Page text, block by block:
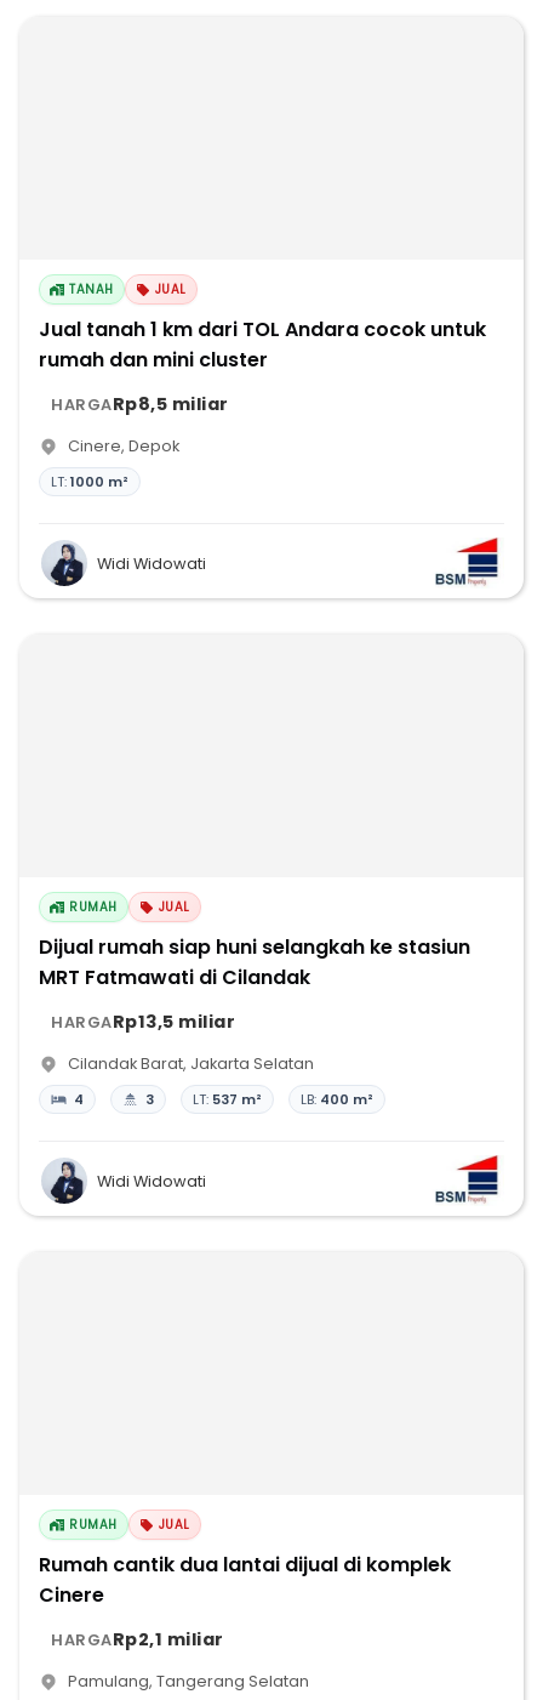
TANAH JUAL
Jual tanah 1 km dari TOL Andara cocok untuk
rumah dan mini cluster
HARGARp8,5 miliar
Cinere, Depok
LT:1000 m²
Widi Widowati
RUMAH JUAL
Dijual rumah siap huni selangkah ke stasiun
MRT Fatmawati di Cilandak
HARGARp13,5 miliar
Cilandak Barat, Jakarta Selatan
4 3 LT: 537 m² LB: 400 m²
Widi Widowati
RUMAH JUAL
Rumah cantik dua lantai dijual di komplek
Cinere
HARGARp2,1 miliar
Pamulang, Tangerang Selatan